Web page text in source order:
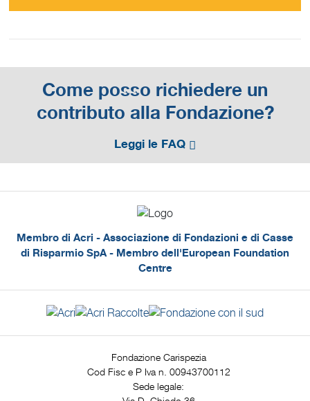
Come posso richiedere un
contributo alla Fondazione?
Leggi le FAQ
Membro di Acri - Associazione di Fondazioni e di Casse
di Risparmio SpA - Membro dell'European Foundation
Centre
Fondazione Carispezia
Cod Fisc e P Iva n. 00943700112
Sede legale: